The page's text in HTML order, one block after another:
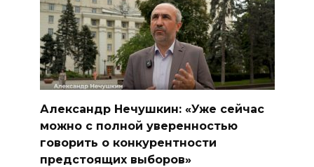
Александр Нечушкин: «Уже сейчас
можно с полной уверенностью
говорить о конкурентности
предстоящих выборов»